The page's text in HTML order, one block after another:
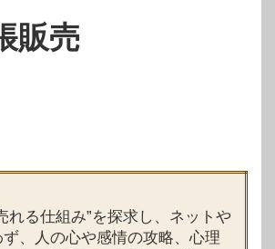
販売
れる仕組み”を探求し、ネットや
ず、人の心や感情の攻略、心理